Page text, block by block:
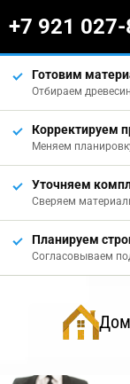
+7 921
Готовим
Отбираем
Корректируем
Меняем
Уточняем
Сверяем
Планируем
Согласовываем